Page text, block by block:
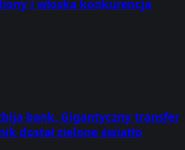
i włoska konkurencja
bank. Gigantyczny transfer
dostał zielone światło